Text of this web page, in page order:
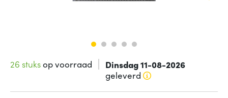
26 stuksop voorraad Dinsdag 11-08-2026
geleverd